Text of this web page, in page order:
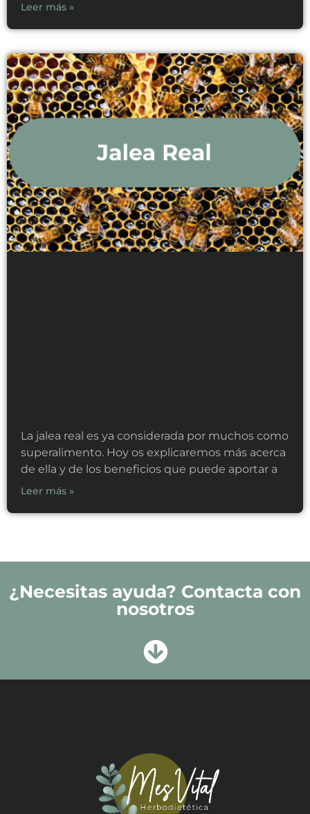
Leer más »
La jalea real es ya considerada por muchos como
superalimento. Hoy os explicaremos más acerca
de ella y de los beneficios que puede aportar a
Leer más »
¿Necesitas ayuda? Contacta con
nosotros